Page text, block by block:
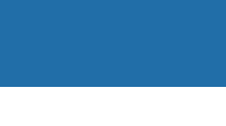
- Paseo